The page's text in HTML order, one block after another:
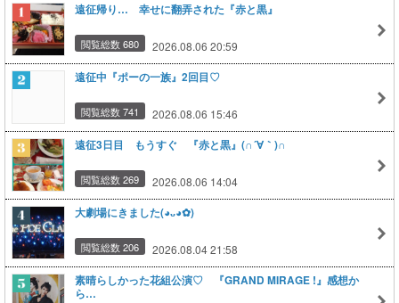
遠征帰り… 幸せに翻弄された『赤と黒』
閲覧総数 680 2026.08.06 20:59
遠征中『ポーの一族』2回目♡
閲覧総数 741 2026.08.06 15:46
遠征3日目 もうすぐ 『赤と黒』(∩´∀｀)∩
閲覧総数 269 2026.08.06 14:04
大劇場にきました(⁠◕⁠ᴗ⁠◕⁠✿⁠)
閲覧総数 206 2026.08.04 21:58
素晴らしかった花組公演♡ 『GRAND MIRAGE !』感想か
ら…